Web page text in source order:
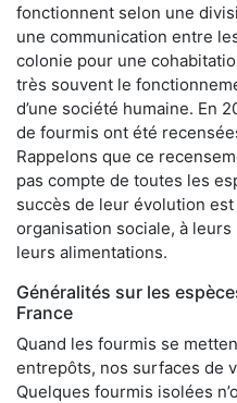
fonctionnent selon une
une communication entre
colonie pour une
très souvent le
d’une société humaine. En
de fourmis ont été
Rappelons que ce
pas compte de toutes les
succès de leur évolution
organisation sociale, à
leurs alimentations.
Généralités sur les
France
Quand les fourmis se
entrepôts, nos surfaces de
Quelques fourmis isolées